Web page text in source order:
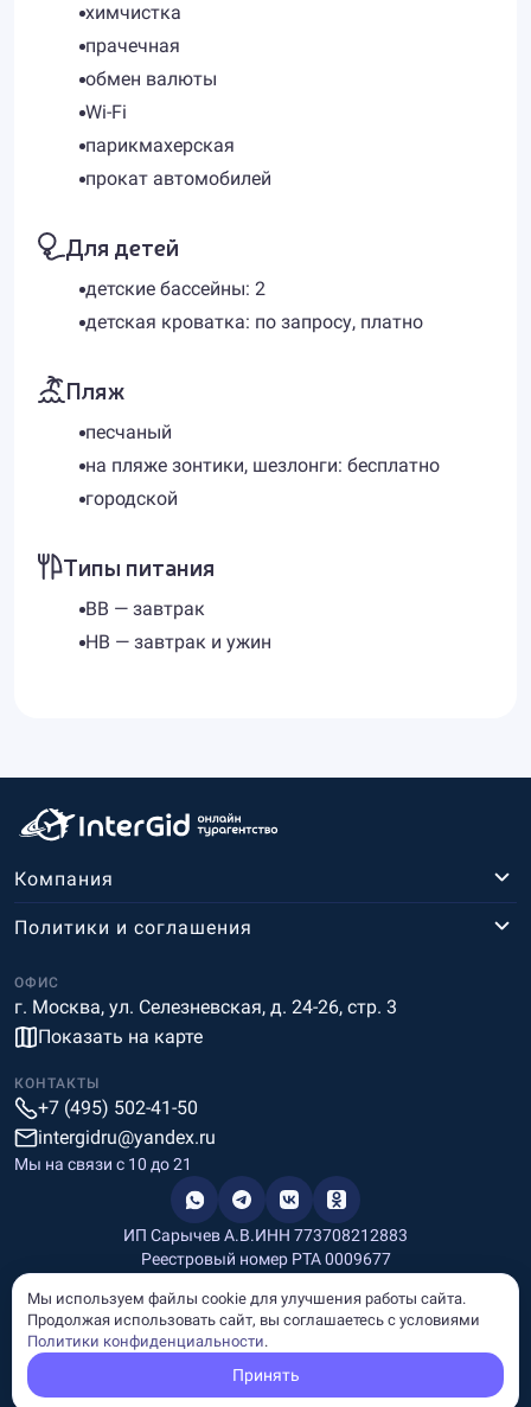
химчистка
прачечная
обмен валюты
Wi-Fi
парикмахерская
прокат автомобилей
Для детей
детские бассейны: 2
детская кроватка: по запросу, платно
Пляж
песчаный
на пляже зонтики, шезлонги: бесплатно
городской
Типы питания
BB — завтрак
HB — завтрак и ужин
Компания
ОФИС
г. Москва, ул. Селезневская, д. 24-26, стр. 3
Показать на карте
Политики и соглашения
КОНТАКТЫ
+7 (495) 502-41-50
intergidru@yandex.ru
Мы на связи c 10 до 21
ИП Сарычев А.В.ИНН 773708212883
Реестровый номер РТА 0009677
Информация, размещённая на сайте, носит информационный
характер и не является рекламой и публичной офертой.
Мы используем файлы cookie для улучшения работы сайта.
Продолжая использовать сайт, вы соглашаетесь с условиями
Политики конфиденциальности.
Принять